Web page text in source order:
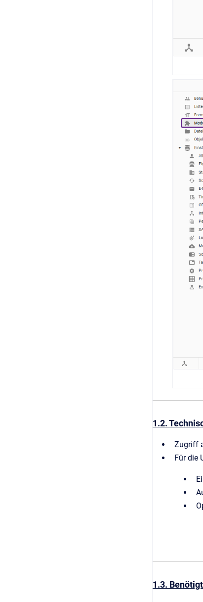
1.2.
Zugriff
Für die
1.3.